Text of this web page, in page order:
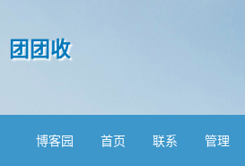
团团收
博客园 首页 联系 管理